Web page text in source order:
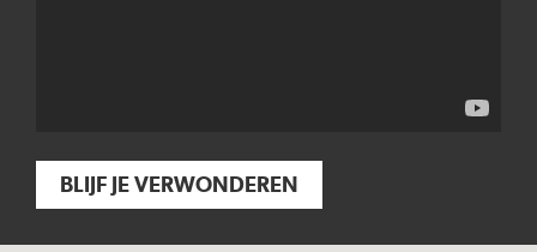
BLIJF JE VERWONDEREN